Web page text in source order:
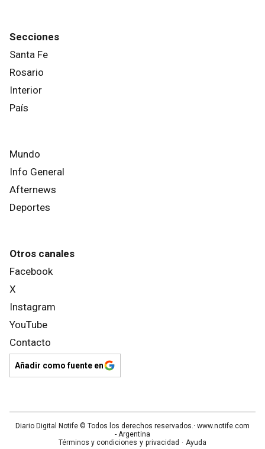
Secciones
Santa Fe
Rosario
Interior
País
Mundo
Info General
Afternews
Deportes
Otros canales
Facebook
X
Instagram
YouTube
Contacto
Añadir como fuente en
Diario Digital Notife © Todos los derechos reservados.· www.notife.com
- Argentina
Términos y condiciones y privacidad · Ayuda